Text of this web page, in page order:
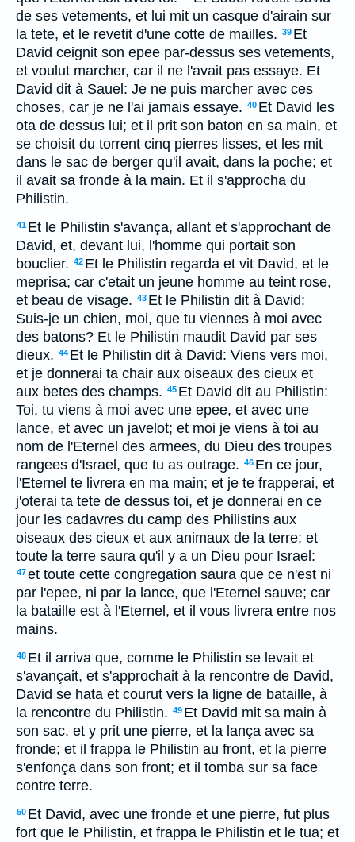
de ses vetements, et lui mit un casque d'airain sur
la tete, et le revetit d'une cotte de mailles. 39 Et
David ceignit son epee par-dessus ses vetements,
et voulut marcher, car il ne l'avait pas essaye. Et
David dit à Sauel: Je ne puis marcher avec ces
choses, car je ne l'ai jamais essaye. 40 Et David les
ota de dessus lui; et il prit son baton en sa main, et
se choisit du torrent cinq pierres lisses, et les mit
dans le sac de berger qu'il avait, dans la poche; et
il avait sa fronde à la main. Et il s'approcha du
Philistin.
41 Et le Philistin s'avança, allant et s'approchant de
David, et, devant lui, l'homme qui portait son
bouclier. 42 Et le Philistin regarda et vit David, et le
meprisa; car c'etait un jeune homme au teint rose,
et beau de visage. 43 Et le Philistin dit à David:
Suis-je un chien, moi, que tu viennes à moi avec
des batons? Et le Philistin maudit David par ses
dieux. 44 Et le Philistin dit à David: Viens vers moi,
et je donnerai ta chair aux oiseaux des cieux et
aux betes des champs. 45 Et David dit au Philistin:
Toi, tu viens à moi avec une epee, et avec une
lance, et avec un javelot; et moi je viens à toi au
nom de l'Eternel des armees, du Dieu des troupes
rangees d'Israel, que tu as outrage. 46 En ce jour,
l'Eternel te livrera en ma main; et je te frapperai, et
j'oterai ta tete de dessus toi, et je donnerai en ce
jour les cadavres du camp des Philistins aux
oiseaux des cieux et aux animaux de la terre; et
toute la terre saura qu'il y a un Dieu pour Israel:
47et toute cette congregation saura que ce n'est ni
par l'epee, ni par la lance, que l'Eternel sauve; car
la bataille est à l'Eternel, et il vous livrera entre nos
mains.
48 Et il arriva que, comme le Philistin se levait et
s'avançait, et s'approchait à la rencontre de David,
David se hata et courut vers la ligne de bataille, à
la rencontre du Philistin. 49 Et David mit sa main à
son sac, et y prit une pierre, et la lança avec sa
fronde; et il frappa le Philistin au front, et la pierre
s'enfonça dans son front; et il tomba sur sa face
contre terre.
50 Et David, avec une fronde et une pierre, fut plus
fort que le Philistin, et frappa le Philistin et le tua; et